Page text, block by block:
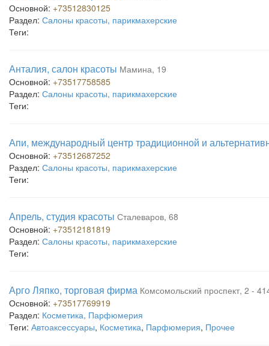
Основной: +73512830125
Раздел: Салоны красоты, парикмахерские
Теги:
Анталия, салон красоты Мамина, 19
Основной: +73517758585
Раздел: Салоны красоты, парикмахерские
Теги:
Апи, международный центр традиционной и
Основной: +73512687252
Раздел: Салоны красоты, парикмахерские
Теги:
Апрель, студия красоты Сталеваров, 68
Основной: +73512181819
Раздел: Салоны красоты, парикмахерские
Теги:
Арго Ляпко, торговая фирма Комсомольский проспект, 2 -
Основной: +73517769919
Раздел: Косметика, Парфюмерия
Теги: Автоаксессуары, Косметика, Парфюмерия, Прочее